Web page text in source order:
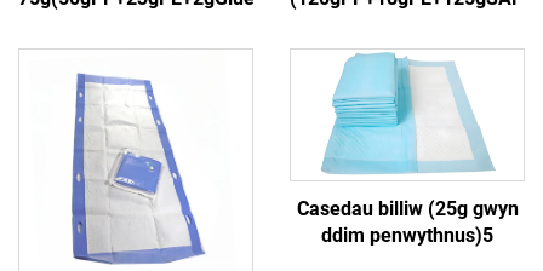
Casedau billiw (25g gwyn
ddim penwythnus)5